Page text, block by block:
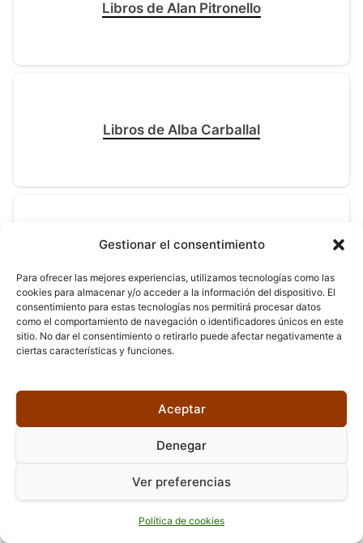
Gestionar el consentimiento
Para ofrecer las mejores experiencias, utilizamos tecnologías como las
cookies para almacenar y/o acceder a la información del dispositivo. El
consentimiento para estas tecnologías nos permitirá procesar datos
como el comportamiento de navegación o identificadores únicos en este
sitio. No dar el consentimiento o retirarlo puede afectar negativamente a
ciertas características y funciones.
Aceptar
Denegar
Ver preferencias
Política de cookies
Libros de Alan Pitronello
Libros de Alba Carballal
Libros de Alba C. Serrano